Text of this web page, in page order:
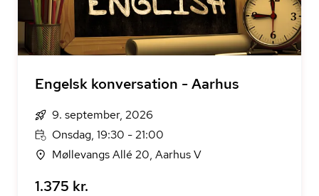
Engelsk konversation - Aarhus
9. september, 2026
Onsdag, 19:30 - 21:00
Møllevangs Allé 20, Aarhus V
1.375 kr.